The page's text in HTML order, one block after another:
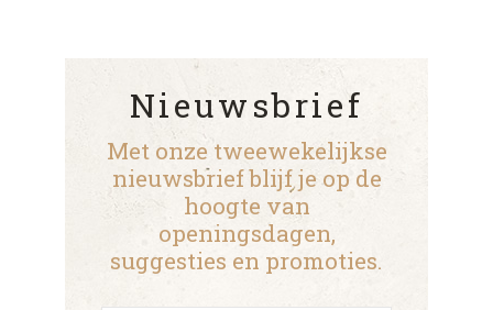
Nieuwsbrief
Met onze tweewekelijkse
nieuwsbrief blijf je op de
hoogte van
openingsdagen,
suggesties en promoties.